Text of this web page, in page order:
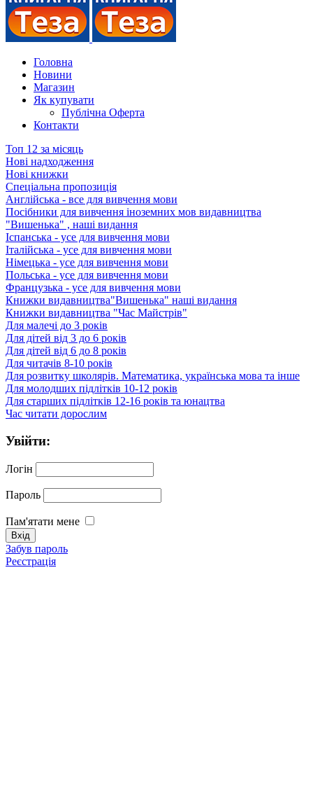
Головна
Новини
Магазин
Як купувати
Публічна Оферта
Контакти
Топ 12 за місяць
Нові надходження
Нові книжки
Спеціальна пропозиція
Англійська - все для вивчення мови
Посібники для вивчення іноземних мов видавництва
"Вишенька" , наші видання
Іспанська - усе для вивчення мови
Італійська - усе для вивчення мови
Німецька - усе для вивчення мови
Польська - усе для вивчення мови
Французька - усе для вивчення мови
Книжки видавництва"Вишенька" наші видання
Книжки видавництва "Час Майстрів"
Для малечі до 3 років
Для дітей від 3 до 6 років
Для дітей від 6 до 8 років
Для читачів 8-10 років
Для розвитку школярів. Математика, українська мова та інше
Для молодших підлітків 10-12 років
Для старших підлітків 12-16 років та юнацтва
Час читати дорослим
Увійти:
Логін
Пароль
Пам'ятати мене
Забув пароль
Реєстрація